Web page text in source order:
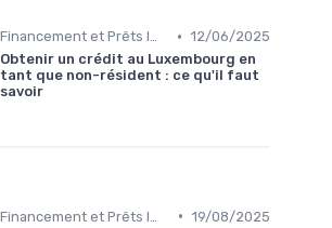
Financement et Prêts Immobiliers • 12/06/2025
Obtenir un crédit au Luxembourg en
tant que non-résident : ce qu'il faut
savoir
• 19/08/2025